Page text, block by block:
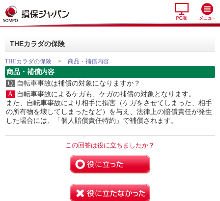
THEカラダの保険
THEカラダの保険 > 商品・補償内容
商品・補償内容
Q. 自転車事故は補償の対象になりますか？
A. 自転車事故によるケガも、ケガの補償の対象となります。
また、自転車事故により相手に損害（ケガをさせてしまった、相手
の所有物を壊してしまったなど）を与え、法律上の賠償責任が発生
した場合には、「個人賠償責任特約」で補償されます。
この回答は役に立ちましたか？